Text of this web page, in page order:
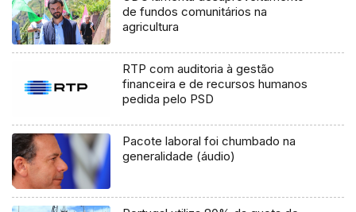
de fundos comunitários na
agricultura
RTP com auditoria à gestão
financeira e de recursos humanos
pedida pelo PSD
Pacote laboral foi chumbado na
generalidade (áudio)